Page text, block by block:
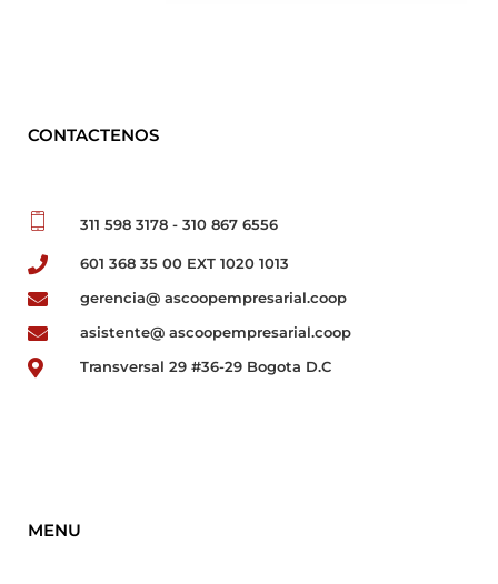
CONTACTENOS
311 598 3178 - 310 867 6556
601 368 35 00 EXT 1020 1013
gerencia@ ascoopempresarial.coop
asistente@ ascoopempresarial.coop
Transversal 29 #36-29 Bogota D.C
MENU